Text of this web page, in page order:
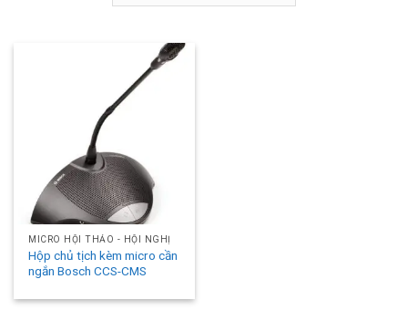
MICRO HỘI THẢO - HỘI NGHỊ
Hộp chủ tịch kèm micro cần
ngắn Bosch CCS-CMS